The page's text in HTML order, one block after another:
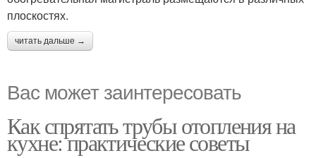
плоскостях.
читать дальше →
Вас может заинтересовать
Как спрятать трубы отопления на
кухне: практические советы